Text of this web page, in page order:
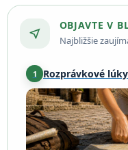
near_me
OBJAVTE V
Najbližšie
1 Rozprávkové lúky
136 km